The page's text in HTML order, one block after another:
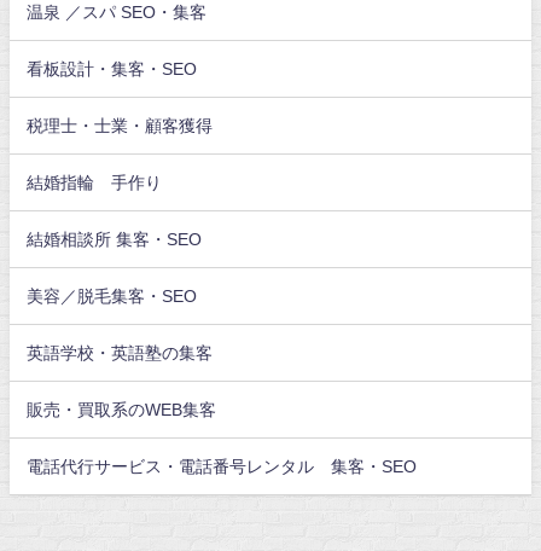
温泉 ／スパ SEO・集客
看板設計・集客・SEO
税理士・士業・顧客獲得
結婚指輪 手作り
結婚相談所 集客・SEO
美容／脱毛集客・SEO
英語学校・英語塾の集客
販売・買取系のWEB集客
電話代行サービス・電話番号レンタル 集客・SEO